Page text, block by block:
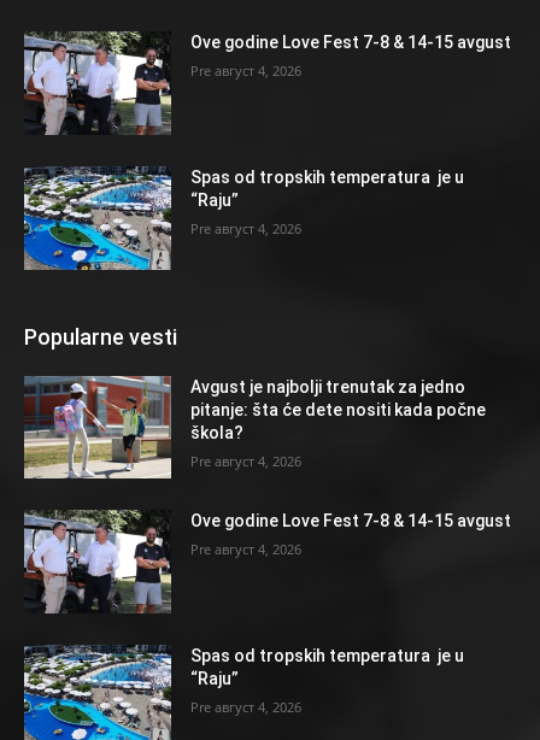
Ove godine Love Fest 7-8 & 14-15 avgust
август 4, 2026
Spas od tropskih temperatura je u
“Raju”
август 4, 2026
Popularne vesti
Avgust je najbolji trenutak za jedno
pitanje: šta će dete nositi kada počne
škola?
август 4, 2026
Ove godine Love Fest 7-8 & 14-15 avgust
август 4, 2026
Spas od tropskih temperatura je u
“Raju”
август 4, 2026